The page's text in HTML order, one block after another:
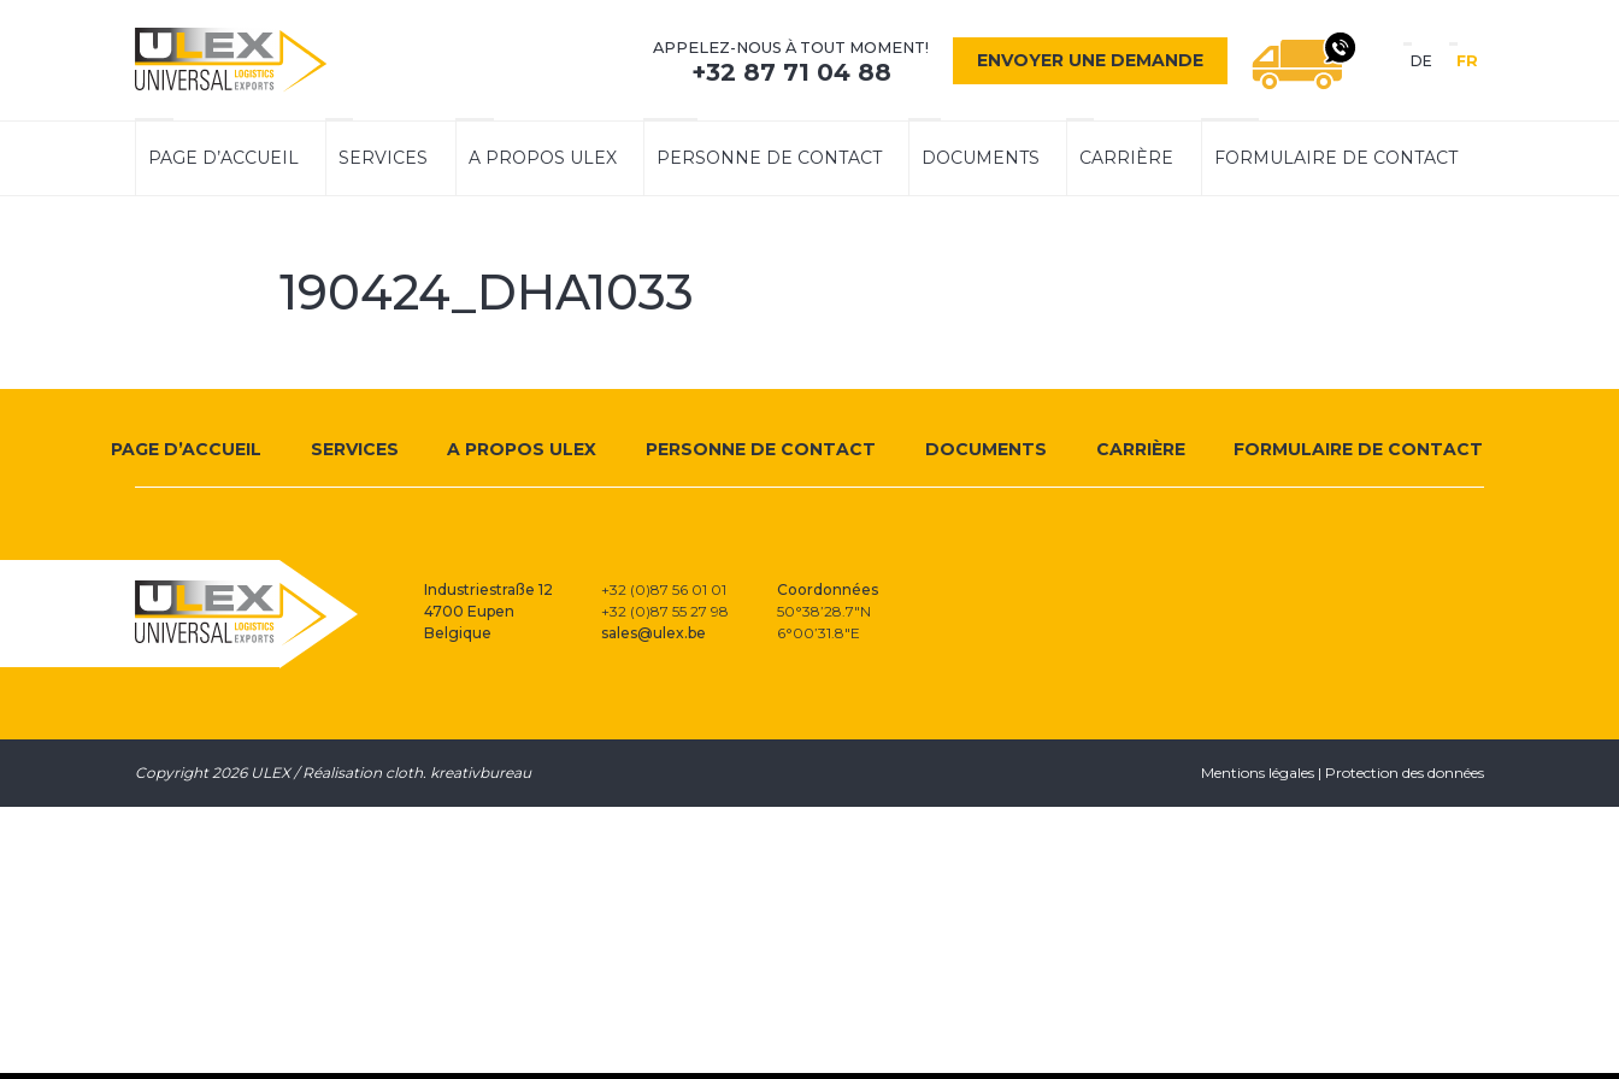
ULEX
APPELEZ-NOUS À TOUT MOMENT!
+32 87 71 04 88 ENVOYER UNE DEMANDE
Sprache
DE FR
NavigationPAGE D’ACCUEIL SERVICES A PROPOS ULEX PERSONNE DE CONTACT DOCUMENTS CARRIÈRE FORMULAIRE DE CONTACT
190424_DHA1033
d'informations
Footer
Navigation
PAGE D’ACCUEIL SERVICES A PROPOS ULEX PERSONNE DE CONTACT DOCUMENTS CARRIÈRE FORMULAIRE DE CONTACT
Industriestraße 12
4700 Eupen
Belgique
+32 (0)87 56 01 01
+32 (0)87 55 27 98
sales@ulex.be
Coordonnées
50°38’28.7″N
6°00’31.8″E
Copyright 2026 ULEX / Réalisation cloth. kreativbureau Mentions légales | Protection des données